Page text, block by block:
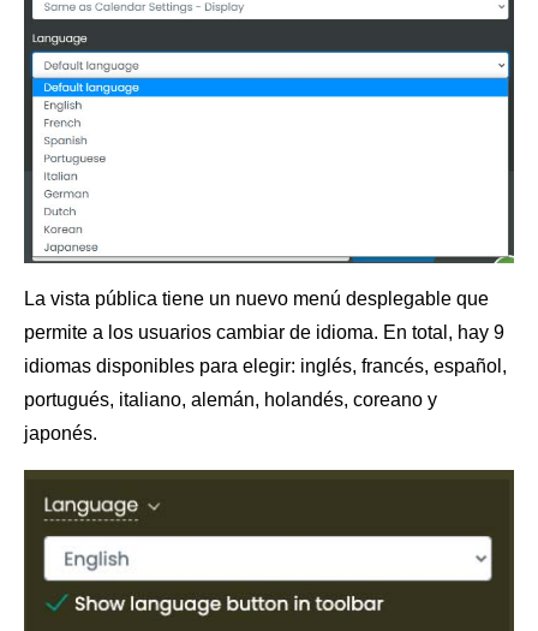
La vista pública tiene un nuevo menú desplegable que
permite a los usuarios cambiar de idioma. En total, hay 9
idiomas disponibles para elegir: inglés, francés, español,
portugués, italiano, alemán, holandés, coreano y
japonés.